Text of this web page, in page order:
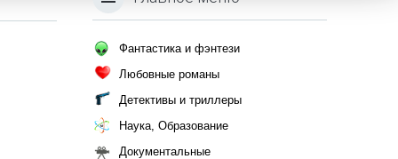
Фантастика и фэнтези
Любовные романы
Детективы и триллеры
Наука, Образование
Документальные